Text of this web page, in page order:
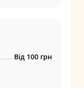
Від 100 грн